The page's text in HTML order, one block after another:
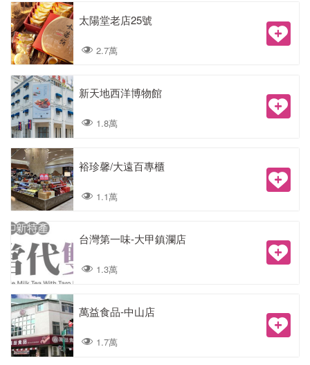
太陽堂老店25號
2.7萬
新天地西洋博物館
1.8萬
裕珍馨/大遠百專櫃
1.1萬
台灣第一味-大甲鎮瀾店
1.3萬
萬益食品-中山店
1.7萬